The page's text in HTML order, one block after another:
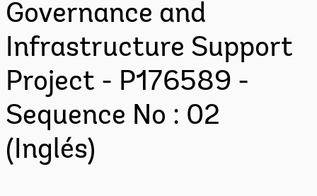
Governance and
Infrastructure Support
Project - P176589 -
Sequence No : 02
(Inglés)